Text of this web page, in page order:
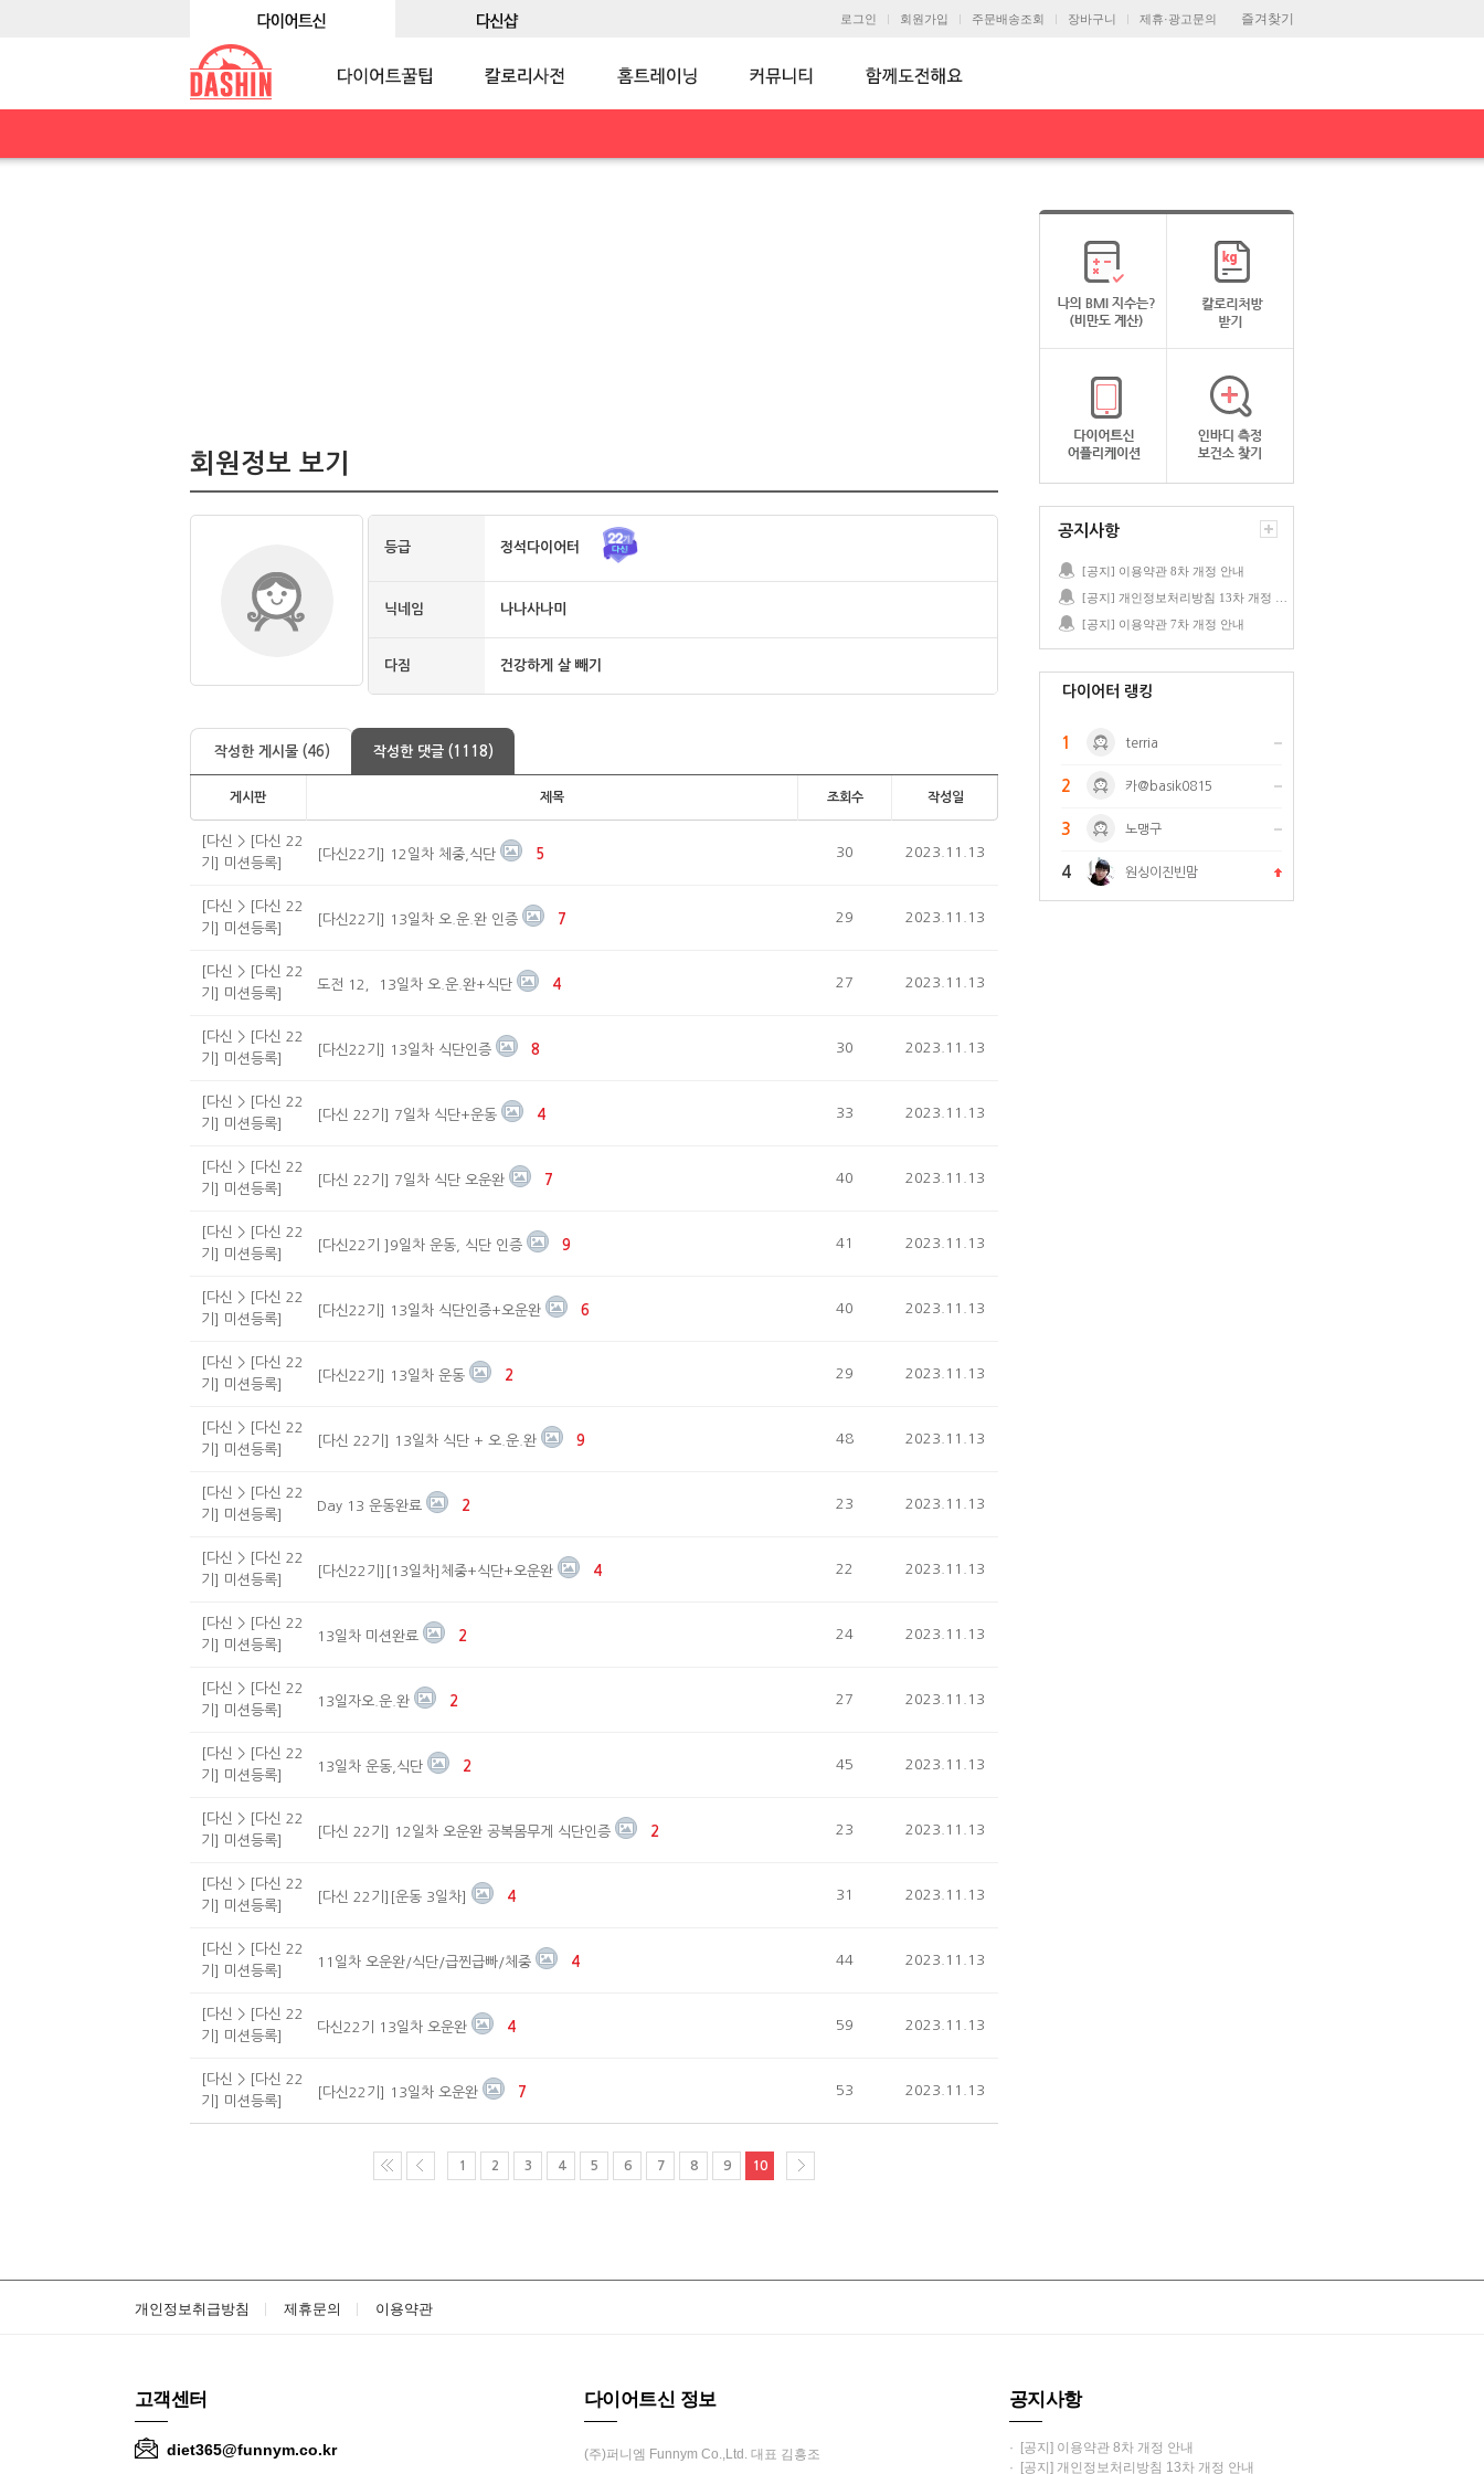
즐겨찾기
로그인 회원가입 주문배송조회 장바구니 제휴·광고문의
회원정보 보기
등급 정석다이어터
닉네임 나나사나미
다짐 건강하게 살 빼기
작성한 게시물 (46) 작성한 댓글 (1118)
게시판 제목 조회수 작성일
[다신 > [다신 22
기] 미션등록]
[다신22기] 12일차 체중,식단 5 30 2023.11.13
[다신 > [다신 22
기] 미션등록]
[다신22기] 13일차 오.운.완 인증 7 29 2023.11.13
[다신 > [다신 22
기] 미션등록]
도전 12，13일차 오.운.완+식단 4 27 2023.11.13
[다신 > [다신 22
기] 미션등록]
[다신22기] 13일차 식단인증 8 30 2023.11.13
[다신 > [다신 22
기] 미션등록]
[다신 22기] 7일차 식단+운동 4 33 2023.11.13
[다신 > [다신 22
기] 미션등록]
[다신 22기] 7일차 식단 오운완 7 40 2023.11.13
[다신 > [다신 22
기] 미션등록]
[다신22기 ]9일차 운동, 식단 인증 9 41 2023.11.13
[다신 > [다신 22
기] 미션등록]
[다신22기] 13일차 식단인증+오운완 6 40 2023.11.13
[다신 > [다신 22
기] 미션등록]
[다신22기] 13일차 운동 2 29 2023.11.13
[다신 > [다신 22
기] 미션등록]
[다신 22기] 13일차 식단 + 오.운.완 9 48 2023.11.13
[다신 > [다신 22
기] 미션등록]
Day 13 운동완료 2 23 2023.11.13
[다신 > [다신 22
기] 미션등록]
[다신22기][13일차]체중+식단+오운완 4 22 2023.11.13
[다신 > [다신 22
기] 미션등록]
13일차 미션완료 2 24 2023.11.13
[다신 > [다신 22
기] 미션등록]
13일자오.운.완 2 27 2023.11.13
[다신 > [다신 22
기] 미션등록]
13일차 운동,식단 2 45 2023.11.13
[다신 > [다신 22
기] 미션등록]
[다신 22기] 12일차 오운완 공복몸무게 식단인증 2 23 2023.11.13
[다신 > [다신 22
기] 미션등록]
[다신 22기][운동 3일차] 4 31 2023.11.13
[다신 > [다신 22
기] 미션등록]
11일차 오운완/식단/급찐급빠/체중 4 44 2023.11.13
[다신 > [다신 22
기] 미션등록]
다신22기 13일차 오운완 4 59 2023.11.13
[다신 > [다신 22
기] 미션등록]
[다신22기] 13일차 오운완 7 53 2023.11.13
1 2 3 4 5 6 7 8 9 10
공지사항
[공지] 이용약관 8차 개정 안내
[공지] 이용약관 7차 개정 안내
다이어터 랭킹
1 terria
2 카@basik0815
3 노맹구
4 원싱이진빈맘
개인정보취급방침 제휴문의 이용약관
고객센터
diet365@funnym.co.kr
다이어트신 정보
(주)퍼니엠 Funnym Co.,Ltd. 대표 김흥조
공지사항
· [공지] 이용약관 8차 개정 안내
· [공지] 개인정보처리방침 13차 개정 안내